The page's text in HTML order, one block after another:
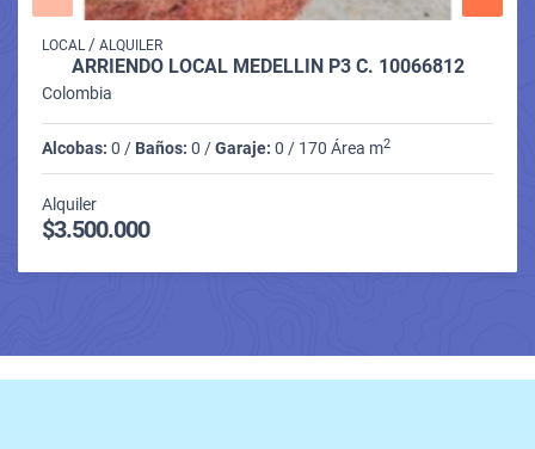
LOCAL / ALQUILER
ARRIENDO LOCAL MEDELLIN P3 C. 10066812
Colombia
Alcobas: 0 / Baños: 0 /Garaje: 0 / 170 Área m2
Alquiler
$3.500.000